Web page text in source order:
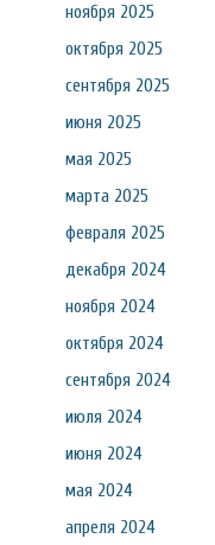
ноября 2025
октября 2025
сентября 2025
июня 2025
мая 2025
марта 2025
февраля 2025
декабря 2024
ноября 2024
октября 2024
сентября 2024
июля 2024
июня 2024
мая 2024
апреля 2024